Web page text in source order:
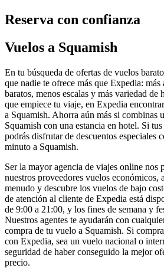
Reserva con confianza
Vuelos a Squamish
En tu búsqueda de ofertas de vuelos
que nadie te ofrece más que Expedia: más
baratos, menos escalas y más variedad de
que empiece tu viaje, en Expedia
a Squamish. Ahorra aún más si combinas
Squamish con una estancia en hotel. Si
podrás disfrutar de descuentos especiales
minuto a Squamish.
Ser la mayor agencia de viajes online nos
nuestros proveedores vuelos económicos,
menudo y descubre los vuelos de bajo
de atención al cliente de Expedia está
de 9:00 a 21:00, y los fines de semana y
Nuestros agentes te ayudarán con
compra de tu vuelo a Squamish. Si
con Expedia, sea un vuelo nacional o
seguridad de haber conseguido la mejor
precio.